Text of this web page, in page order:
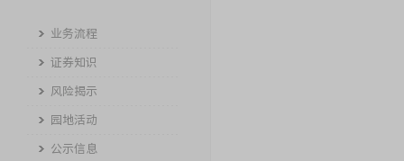
业务流程
证券知识
风险揭示
园地活动
公示信息